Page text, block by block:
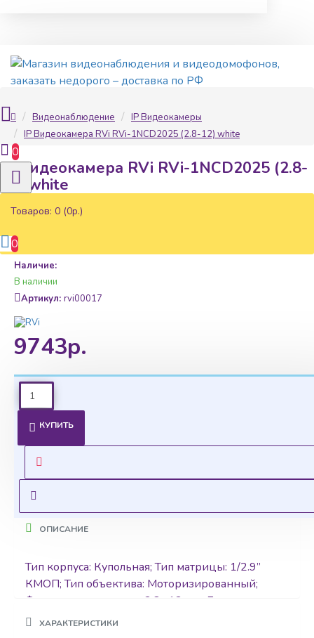
0
Товаров: 0 (0р.)
0
Видеонаблюдение
IP Видеокамеры
IP Видеокамера RVi RVi-1NCD2025 (2.8-12) white
IP Видеокамера RVi RVi-1NCD2025 (2.8-
12) white
9743р.
Наличие:
В наличии
Артикул: rvi00017
КУПИТЬ
Ценовая политика
Уточнить цены на опт можно у менеджера
ОПИСАНИЕ
Тип корпуса: Купольная; Тип матрицы: 1/2.9”
КМОП; Тип объектива: Моторизированный;
Фокусное расстояние: 2,8 -12мм ; Дистанция
освещения ИК: 30 м; Максимальное разрешение,
ХАРАКТЕРИСТИКИ